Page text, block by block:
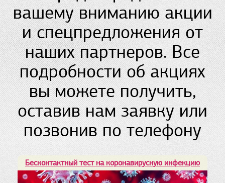
Лекарства
Акции
Услуги
Краснодар
вашему вниманию акции
и спецпредложения от
наших партнеров. Все
подробности об акциях
вы можете получить,
оставив нам заявку или
позвонив по телефону
Бесконтактный тест на коронавирусную инфекцию